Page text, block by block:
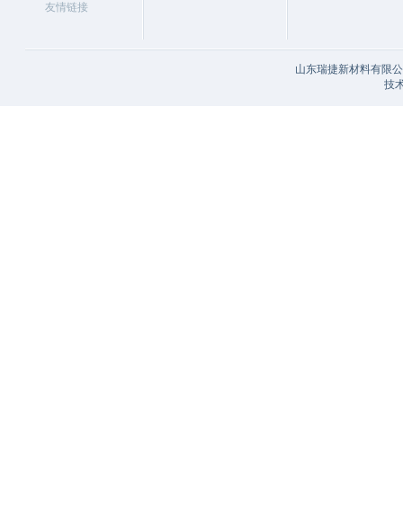
友情链接
山东瑞捷新材料有限
技